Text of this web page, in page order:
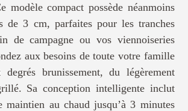
modèle compact possède néanmoins
de 3 cm, parfaites pour les tranches
de campagne ou vos viennoiseries
aux besoins de toute votre famille
degrés brunissement, du légèrement
Sa conception intelligente inclut
maintien au chaud jusqu’à 3 minutes